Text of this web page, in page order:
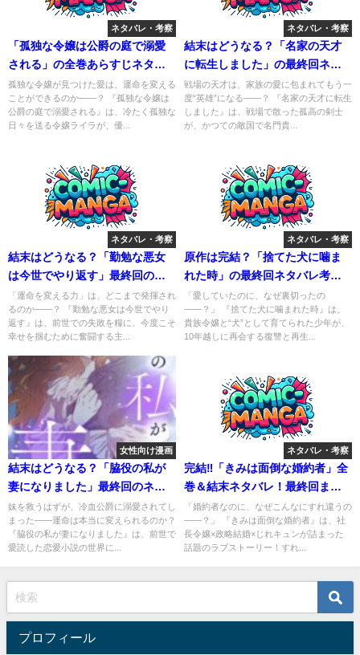
ネタバレ・考察
「孤独な令嬢は公爵の庭で溺愛
される」の全巻あらすじネタバ
レを徹底解説！
孤独な令嬢が見つけた愛は、運命を変える
ことができるのか――？ 『孤独な令嬢は
公爵の庭で溺愛される』は、冷たく孤独な
日々を送る令嬢ライラが、優...
ネタバレ・考察
結末はどうなる？「名家の天才
に転生しました」の最終回ネタ
バレ考察！
戦場の天才は、家族の愛に包まれてもう一
度“英雄”になる――？ 『名家の天才に転生
しました』は、戦場で散った孤高の剣士
が、かつての敵国で名門貴...
ネタバレ・考察
結末はどうなる？「勤勉な悪女
は今世でやり返す」最終回のネ
タバレ深堀考察！
「運命を変える力」は、どこまで発揮され
るのか――？ 『勤勉な悪女は今世でやり
返す』は、前世での失敗を糧に、今度こそ
幸せを掴むために奮闘する主...
ネタバレ・考察
原作は完結？「捨てた犬に噛ま
れた時」の最終回ネタバレ考
察！
「愛していたのに、なぜ裏切ったの
――？」 『捨てた犬に噛まれた時』は、
貴族令嬢と“犬”として育てられた少年が、
10年越しに再会する復讐と再生...
女性向け漫画
結末はどうなる？「脇役の私が
妻になりました」最終回のネタ
バレ深堀考察！
妹を救うはずが、冷血公爵に溺愛されてし
まった――運命は本当に変えられるのか？
『脇役の私が妻になりました』は、前世で
愛読した恋愛小説の世界に...
ネタバレ・考察
完結‼「きみは面倒な婚約者」全
巻＆結末ネタバレ！最終回まで
の流れまとめ！
「婚約者なのに、なぜこんなにすれ違うの
――？」 『きみは面倒な婚約者』は、社
長令嬢×政略結婚×じれキュンが詰まった
話題のラブストーリー！すれ...
プロフィール